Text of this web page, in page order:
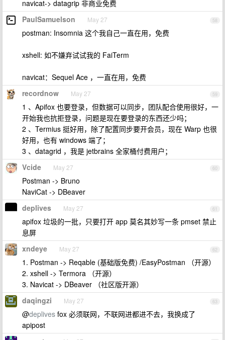
navicat-> datagrip 非商业免费
58
PaulSamuelson May 27
postman: Insomnia 这个我自己一直在用，免费
xshell: 如不嫌弃试试我的 FaiTerm
navicat：Sequel Ace ，一直在用，免费
59
recordnow May 27
1 、Apifox 也要登录，但数据可以同步，团队配合使用很好，一
开始我也抗拒登录，问题是现在要登录的东西还少吗；
2 、Termius 挺好用，除了配置同步要开会员，现在 Warp 也很
好用，也有 windows 端了；
3 、datagrid ，我是 jetbrains 全家桶付费用户；
60
Vcide May 27
Postman -> Bruno
NaviCat -> DBeaver
61
deplives May 27
apifox 垃圾的一批，只要打开 app 莫名其妙写一条 pmset 禁止
息屏
62
xndeye May 27
1. Postman -> Reqable (基础版免费) /EasyPostman （开源）
2. xshell -> Termora （开源）
3. Navicat -> DBeaver （社区版开源）
63
daqingzi May 27
@deplives fox 必须联网，不联网进都进不去，我换成了
apipost